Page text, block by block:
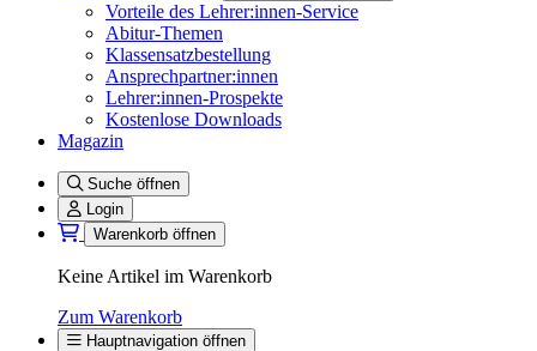
Vorteile des Lehrer:innen-Service
Abitur-Themen
Klassensatzbestellung
Ansprechpartner:innen
Lehrer:innen-Prospekte
Kostenlose Downloads
Magazin
Suche öffnen
Login
Warenkorb öffnen
Keine Artikel im Warenkorb
Zum Warenkorb
Hauptnavigation öffnen